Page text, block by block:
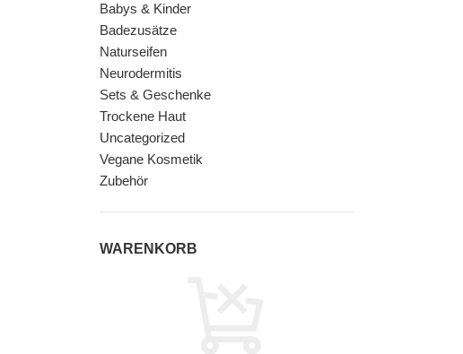
Babys & Kinder
Badezusätze
Naturseifen
Neurodermitis
Sets & Geschenke
Trockene Haut
Uncategorized
Vegane Kosmetik
Zubehör
WARENKORB